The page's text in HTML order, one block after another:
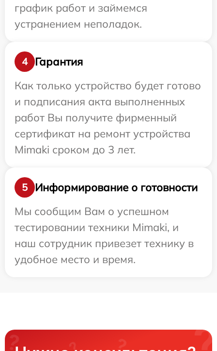
график работ и займемся
устранением неполадок.
4
Гарантия
Как только устройство будет готово
и подписания акта выполненных
работ Вы получите фирменный
сертификат на ремонт устройства
Mimaki сроком до 3 лет.
5
Информирование о готовности
Мы сообщим Вам о успешном
тестировании техники Mimaki, и
наш сотрудник привезет технику в
удобное место и время.